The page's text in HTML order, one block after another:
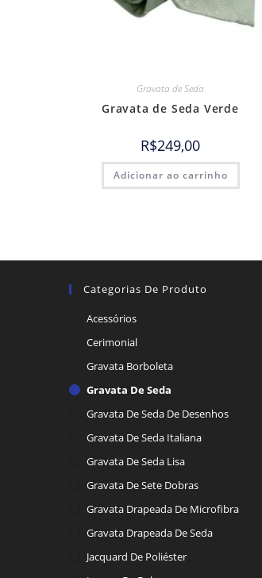
Gravata de Seda
Gravata de Seda Verde
R$249,00
Adicionar ao carrinho
Categorias De Produto
Acessórios
Cerimonial
Gravata Borboleta
Gravata De Seda
Gravata De Seda De Desenhos
Gravata De Seda Italiana
Gravata De Seda Lisa
Gravata De Sete Dobras
Gravata Drapeada De Microfibra
Gravata Drapeada De Seda
Jacquard De Poliéster